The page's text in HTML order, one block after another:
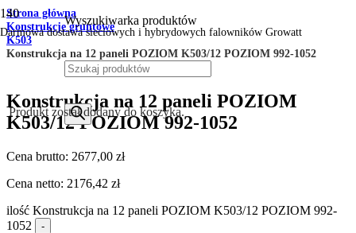
Darmowa dostawa sieciowych i hybrydowych falowników Growatt
Wyszukiwarka produktów
Produktzostał dodany do koszyka.
Strona główna
Konstrukcje gruntowe
K503
Konstrukcja na 12 paneli POZIOM K503/12 POZIOM 992-1052
Konstrukcja na 12 paneli POZIOM
K503/12 POZIOM 992-1052
Cena brutto: 2677,00 zł
Cena netto: 2176,42 zł
ilość Konstrukcja na 12 paneli POZIOM K503/12 POZIOM 992-
1052
-